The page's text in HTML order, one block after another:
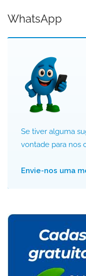
WhatsApp
Se tiver alguma
vontade para nos
Envie-nos uma